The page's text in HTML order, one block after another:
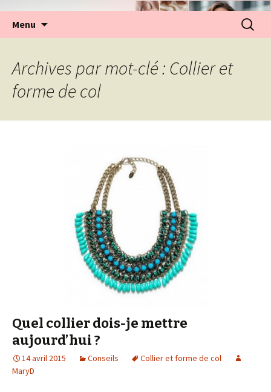
Menu
Archives par mot-clé : Collier et
forme de col
Quel collier dois-je mettre
aujourd’hui ?
14 avril 2015 Conseils
Collier et forme de col
MaryD